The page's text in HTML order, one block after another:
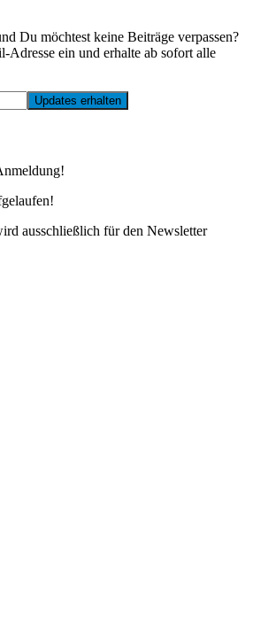
Du möchtest keine Beiträge verpassen?
Adresse ein und erhalte ab sofort alle
ausschließlich für den Newsletter